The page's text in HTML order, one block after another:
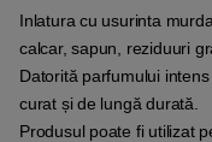
Inlatura cu usurinta
calcar, sapun, reziduuri
Datorită parfumului
curat și de lungă durată.
Produsul poate fi utilizat